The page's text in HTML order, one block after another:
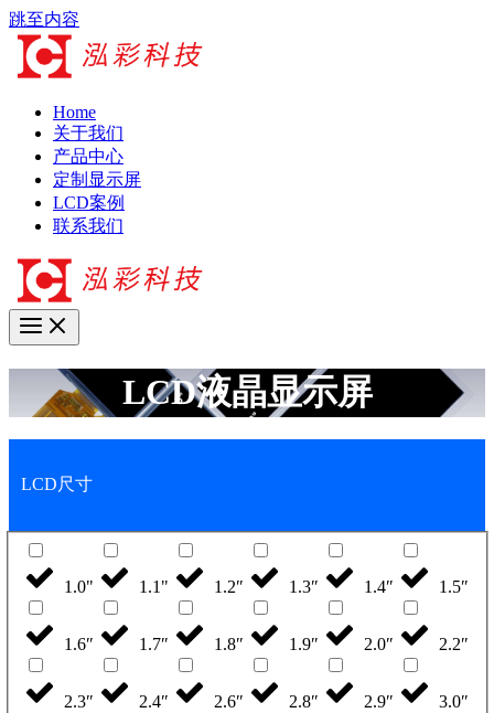
跳至内容
Home
关于我们
产品中心
定制显示屏
LCD案例
联系我们
LCD液晶显示屏
LCD尺寸
1.0" 1.1" 1.2″ 1.3″ 1.4″ 1.5″
1.6″ 1.7″ 1.8″ 1.9″ 2.0″ 2.2″
2.3″ 2.4″ 2.6″ 2.8″ 2.9″ 3.0″